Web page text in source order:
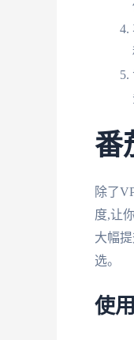
番
除了
度,让
大幅
选。
使